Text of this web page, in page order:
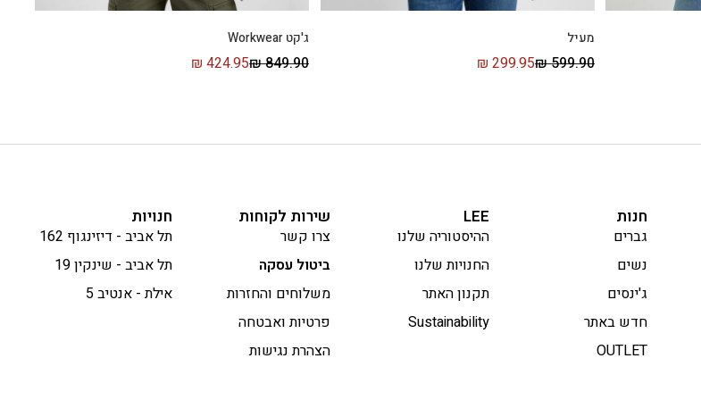
מעיל
₪599.90
₪ 299.95
ג'קט Workwear
₪849.90
₪ 424.95
חנות
גברים
נשים
ג'ינסים
חדש באתר
OUTLET
LEE
ההיסטוריה שלנו
החנויות שלנו
תקנון האתר
Sustainability
שירות לקוחות
צרו קשר
ביטול עסקה
משלוחים והחזרות
פרטיות ואבטחה
הצהרת נגישות
חנויות
תל אביב - דיזינגוף 162
תל אביב - שינקין 19
אילת - אנטיב 5